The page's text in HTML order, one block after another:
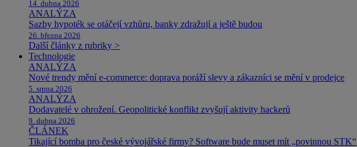
14. dubna 2026
ANALÝZA
Sazby hypoték se otáčejí vzhůru, banky zdražují a ještě budou
26. března 2026
Další články z rubriky >
Technologie
ANALÝZA
Nové trendy mění e-commerce: doprava poráží slevy a zákazníci se mění v prodejce
5. srpna 2026
ANALÝZA
Dodavatelé v ohrožení. Geopolitické konflikt zvyšují aktivity hackerů
9. dubna 2026
ČLÁNEK
Tikající bomba pro české vývojářské firmy? Software bude muset mít „povinnou STK“